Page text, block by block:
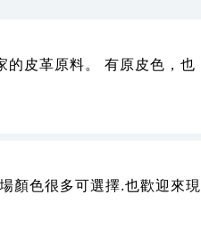
的皮革原料。 有原皮色，也
顏色很多可選擇.也歡迎來現